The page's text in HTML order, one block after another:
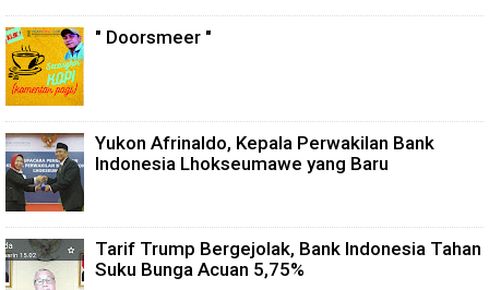
" Doorsmeer "
Yukon Afrinaldo, Kepala Perwakilan Bank
Indonesia Lhokseumawe yang Baru
Tarif Trump Bergejolak, Bank Indonesia Tahan
Suku Bunga Acuan 5,75%